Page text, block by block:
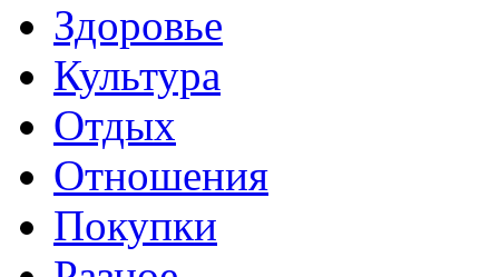
Здоровье
Культура
Отдых
Отношения
Покупки